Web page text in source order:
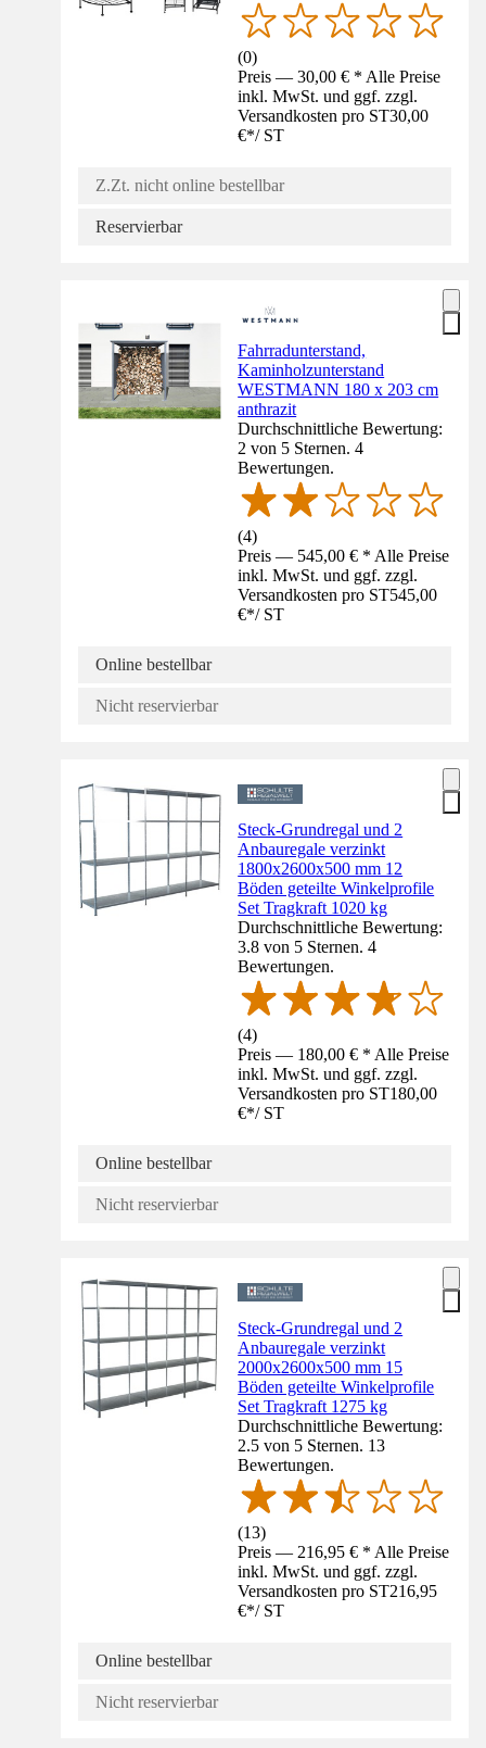
(0)
Preis — 30,00 € * Alle Preise
inkl. MwSt. und ggf. zzgl.
Versandkosten pro ST30,00
€*/ ST
Z.Zt. nicht online bestellbar
Reservierbar
Fahrradunterstand,
Kaminholzunterstand
WESTMANN 180 x 203 cm
anthrazit
Durchschnittliche Bewertung:
2 von 5 Sternen. 4
Bewertungen.
(4)
Preis — 545,00 € * Alle Preise
inkl. MwSt. und ggf. zzgl.
Versandkosten pro ST545,00
€*/ ST
Online bestellbar
Nicht reservierbar
Steck-Grundregal und 2
Anbauregale verzinkt
1800x2600x500 mm 12
Böden geteilte Winkelprofile
Set Tragkraft 1020 kg
Durchschnittliche Bewertung:
3.8 von 5 Sternen. 4
Bewertungen.
(4)
Preis — 180,00 € * Alle Preise
inkl. MwSt. und ggf. zzgl.
Versandkosten pro ST180,00
€*/ ST
Online bestellbar
Nicht reservierbar
Steck-Grundregal und 2
Anbauregale verzinkt
2000x2600x500 mm 15
Böden geteilte Winkelprofile
Set Tragkraft 1275 kg
Durchschnittliche Bewertung:
2.5 von 5 Sternen. 13
Bewertungen.
(13)
Preis — 216,95 € * Alle Preise
inkl. MwSt. und ggf. zzgl.
Versandkosten pro ST216,95
€*/ ST
Online bestellbar
Nicht reservierbar